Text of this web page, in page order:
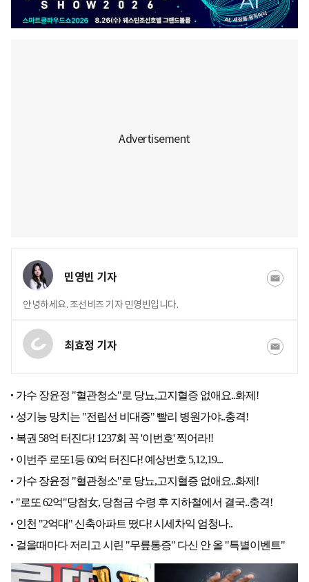
민영빈 기자
안녕하세요. 조선비즈 기자 민영빈입니다.
최효정 기자